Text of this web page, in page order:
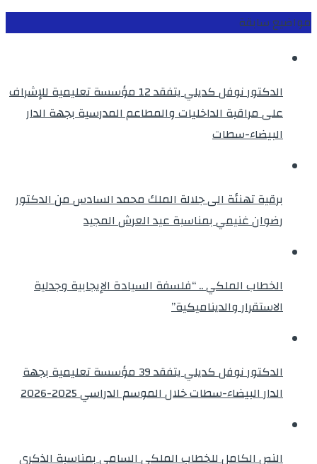
مواضيع سابقة
الدكتور نوفل كديلي يتفقد 12 مؤسسة تعليمية للإشراف
على مراقبة الداخليات والمطاعم المدرسية بجهة الدار
البيضاء-سطات
برقية تهنئة الى جلالة الملك محمد السادس من الدكتور
رضوان غنيمي بمناسبة عيد العرش المجيد
الخطاب الملكي .. “فلسفة السيادة الإيجابية وجدلية
الاستقرار والديناميكية”
الدكتور نوفل كديلي يتفقد 39 مؤسسة تعليمية بجهة
الدار البيضاء-سطات خلال الموسم الدراسي 2025-2026
النص الكامل للخطاب الملكي السامي بمناسبة الذكرى